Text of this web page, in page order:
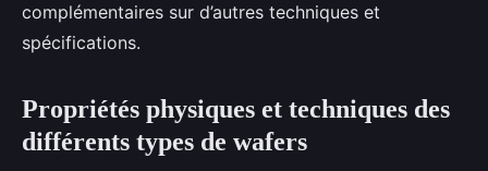
complémentaires sur d’autres techniques et
spécifications.
Propriétés physiques et techniques des
différents types de wafers